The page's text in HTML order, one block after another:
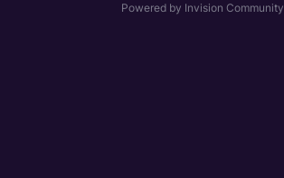
Powered by Invision Community